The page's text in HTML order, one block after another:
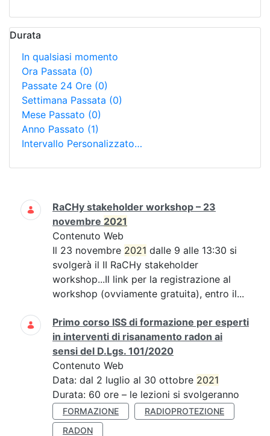
Durata
In qualsiasi momento
Ora Passata (0)
Passate 24 Ore (0)
Settimana Passata (0)
Mese Passato (0)
Anno Passato (1)
Intervallo Personalizzato…
Ricerca
RaCHy stakeholder workshop – 23
novembre 2021
Contenuto Web
Il 23 novembre 2021 dalle 9 alle 13:30 si
svolgerà il II RaCHy stakeholder
workshop...Il link per la registrazione al
workshop (ovviamente gratuita), entro il...
Primo corso ISS di formazione per esperti
in interventi di risanamento radon ai
sensi del D.Lgs. 101/2020
Contenuto Web
Data: dal 2 luglio al 30 ottobre 2021
Durata: 60 ore – le lezioni si svolgeranno
FORMAZIONE
RADIOPROTEZIONE
RADON